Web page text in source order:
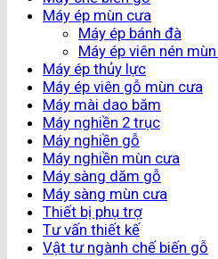
Máy ép mùn cưa
Máy ép bánh đà
Máy ép viên nén
Máy ép thủy lực
Máy ép viên gỗ mùn cưa
Máy mài dao băm
Máy nghiền 2 trục
Máy nghiền gỗ
Máy nghiền mùn cưa
Máy sàng dăm gỗ
Máy sàng mùn cưa
Thiết bị phụ trợ
Tư vấn thiết kế
Vật tư ngành chế biến gỗ